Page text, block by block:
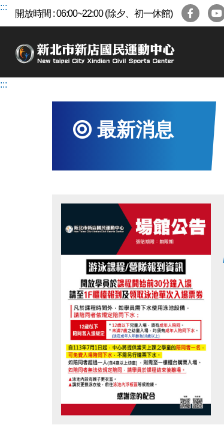
跳
區
:::
開放時間 : 06:00~22:00 (除夕、初一休館)
:::
最新消息